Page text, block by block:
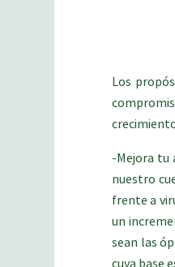
Los
-Mejora tu
nuestro
frente a
un
sean las